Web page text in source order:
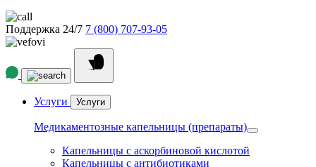
Поддержка 24/7 7 (800) 707-93-05
Услуги Услуги
Медикаментозные капельницы (препараты)
Капельницы с аскорбиновой кислотой
Капельницы с антибиотиками